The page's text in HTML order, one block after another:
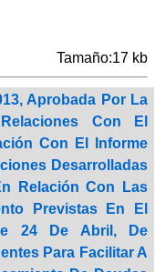
Tamaño:17 kb
Aprobada Por La
Con El
Con El Informe
Desarrolladas
Relación Con Las
Previstas En El
24 De Abril, De
Para Facilitar A